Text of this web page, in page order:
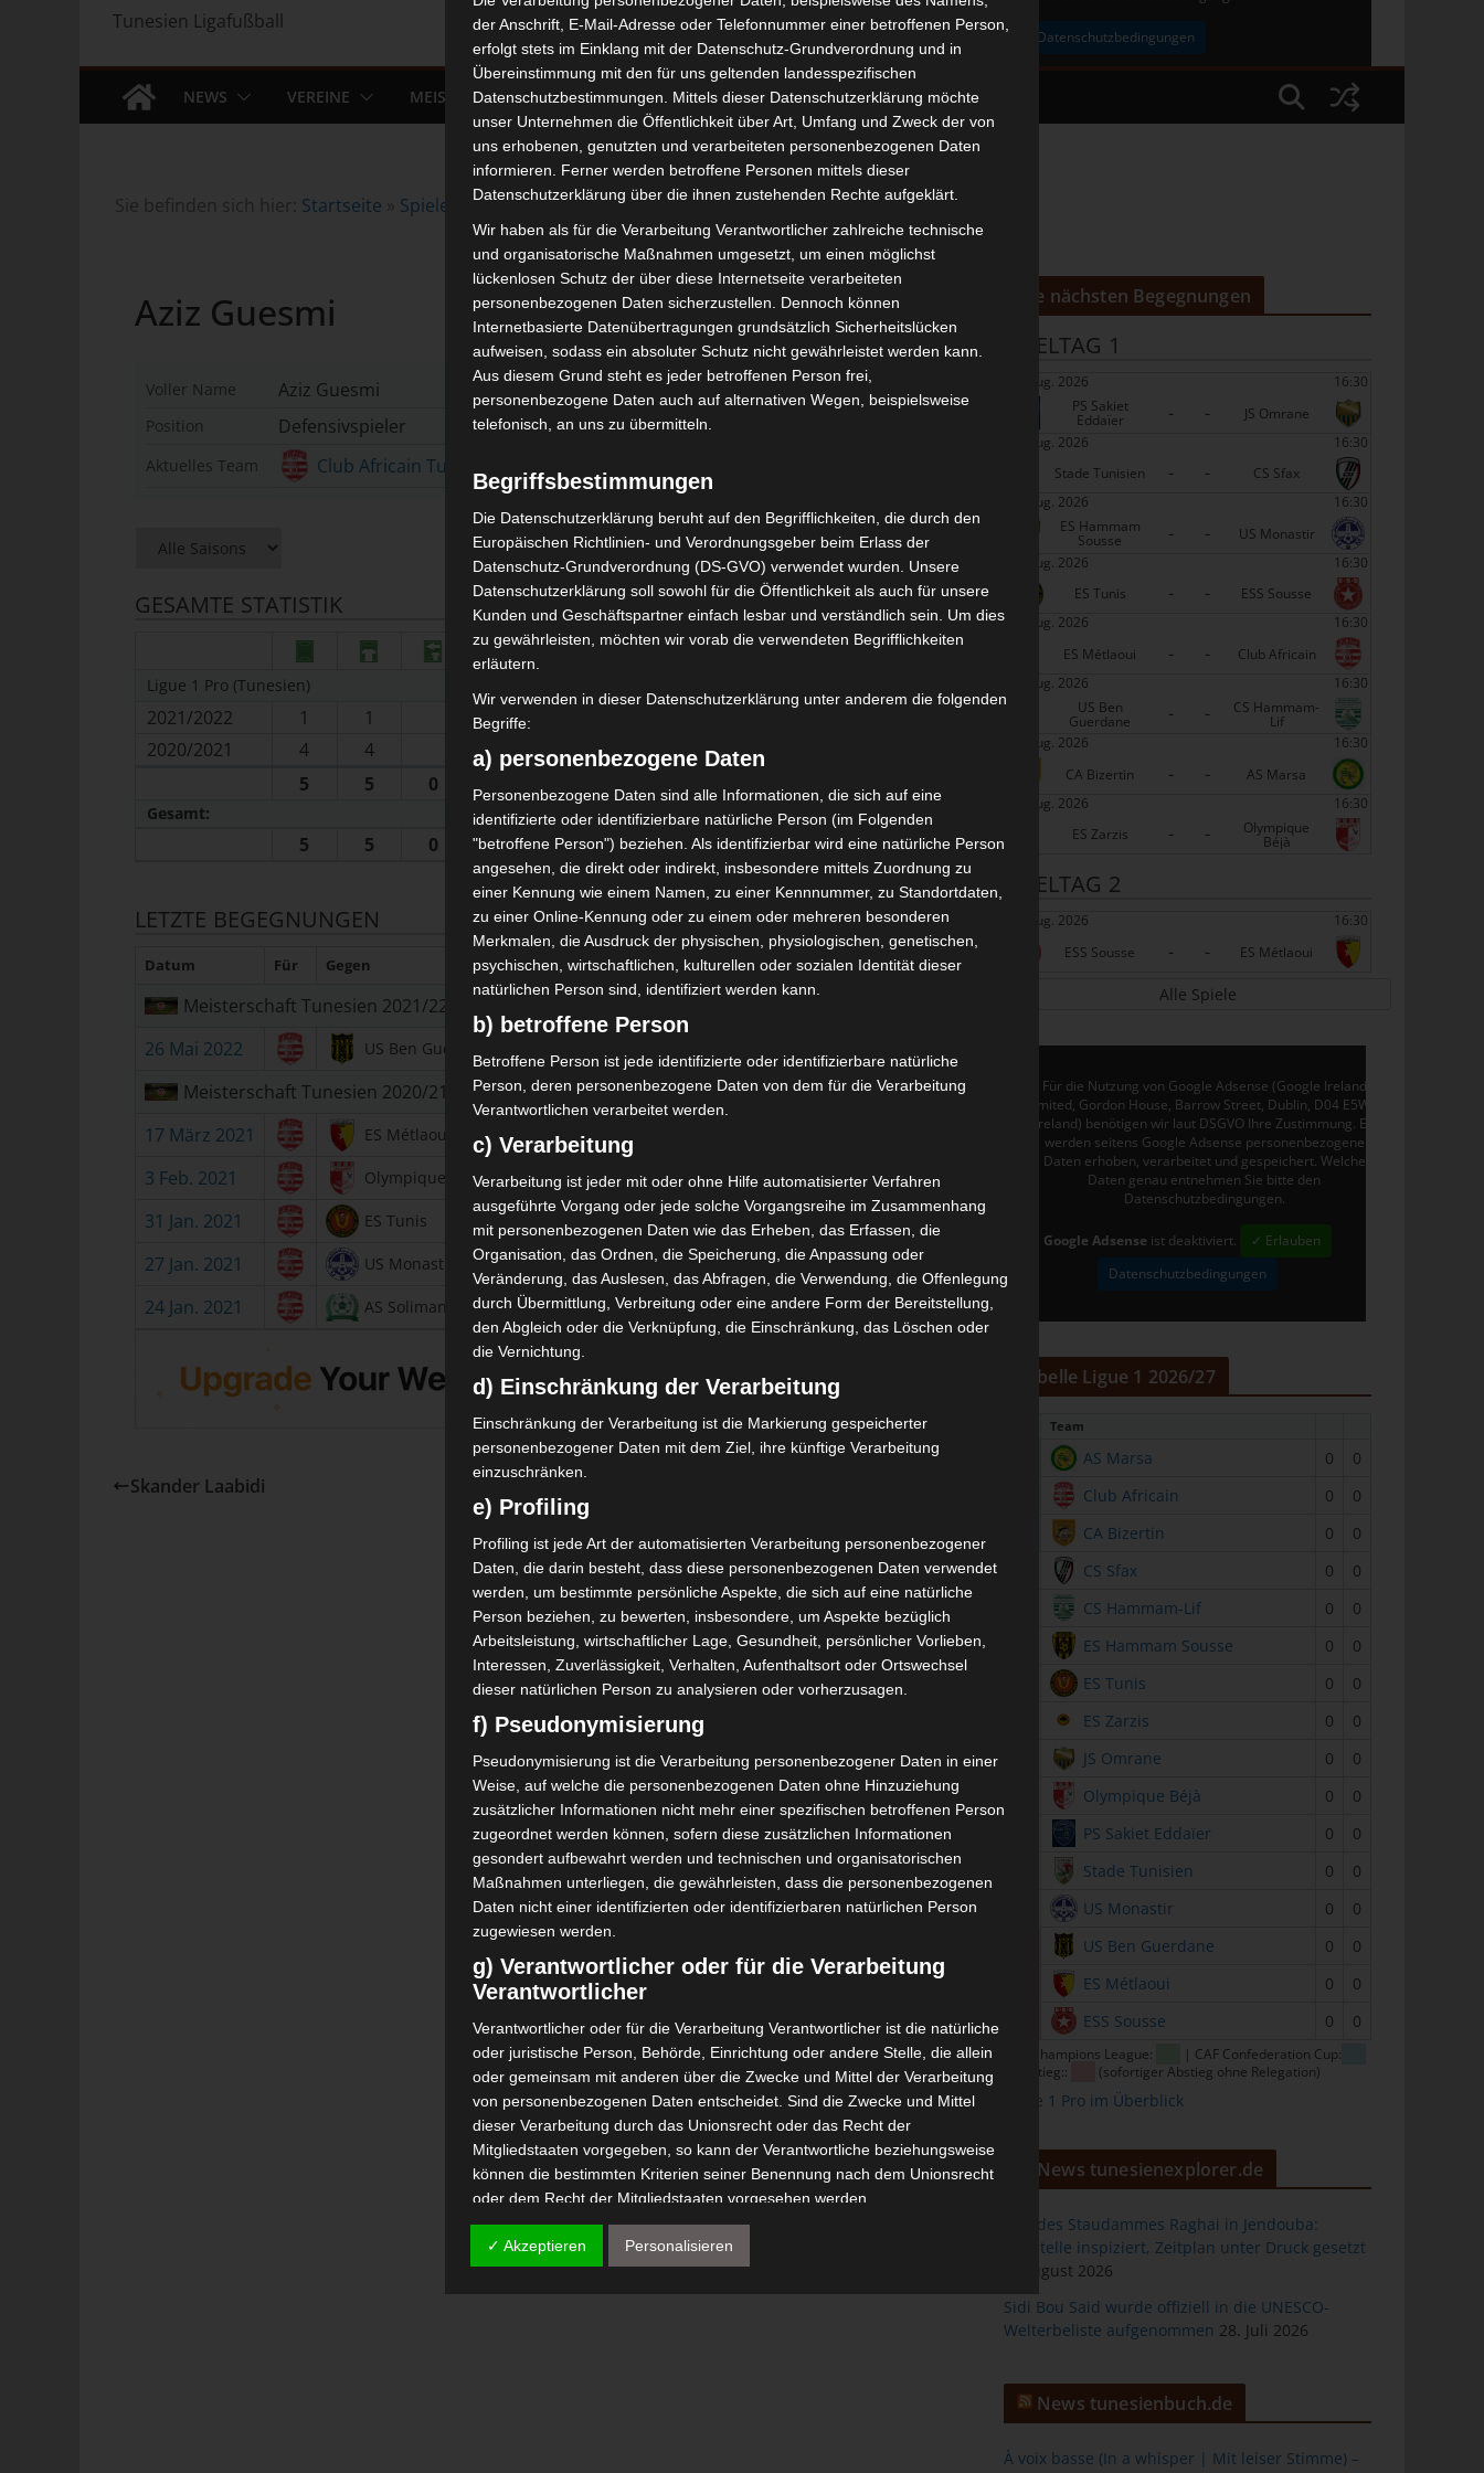
Tunesien Ligafußball
✓ Erlauben Datenschutzbedingungen
NEWS VEREINE MEISTERSCHAFTEN STADIEN IMPRESSUM
Sie befinden sich hier: Startseite » Spieler »Aziz Guesmi
Aziz Guesmi
Voller Name Aziz Guesmi
Position Defensivspieler
Aktuelles Team Club Africain Tunis (CA)
GESAMTE STATISTIK
Ligue 1 Pro (Tunesien)
2021/2022 1 1
90′
2020/2021
4 4 360′
1
5
5 0 0 0 (0)
Gesamt:
5 5 0 450′ 1 0 0 0 (0) 0 0
LETZTE BEGEGNUNGEN
Datum Für Gegen H/A Ergebnis
Meisterschaft Tunesien 2021/22
26 Mai 2022
US Ben Guerdane
Meisterschaft Tunesien 2020/21
17 März 2021
ES Métlaoui A U
3 Feb. 2021
Olympique Béjà A V 2:0
90`
31 Jan. 2021
ES Tunis V 1:0
90`
27 Jan. 2021
US Monastir H V 1:3
90`
24 Jan. 2021
AS Soliman A V 2:1 90`
Skander Laabidi
Die nächsten Begegnungen
SPIELTAG 1
22 Aug. 2026
16:30
PS Sakiet
Eddaïer - -
JS Omrane
22 Aug. 2026
16:30
Stade Tunisien
- -
CS Sfax
22 Aug. 2026
16:30
ES Hammam
Sousse - -
US Monastir
22 Aug. 2026
16:30
ES Tunis
- -
ESS Sousse
22 Aug. 2026
16:30
ES Métlaoui
- -
Club Africain
22 Aug. 2026
16:30
US Ben
Guerdane - - CS Hammam-
Lif
22 Aug. 2026
16:30
CA Bizertin
- -
AS Marsa
22 Aug. 2026
16:30
ES Zarzis
- - Olympique
Béjà
SPIELTAG 2
29 Aug. 2026
16:30
ESS Sousse
- - ES Métlaoui
Alle Spiele
Für die Nutzung von Google Adsense (Google Ireland
Limited, Gordon House, Barrow Street, Dublin, D04 E5W5,
Ireland) benötigen wir laut DSGVO Ihre Zustimmung. Es
werden seitens Google Adsense personenbezogene
Daten erhoben, verarbeitet und gespeichert. Welche
Daten genau entnehmen Sie bitte den
Datenschutzbedingungen.
Google Adsense ist deaktiviert.
✓ Erlauben
Datenschutzbedingungen
Tabelle Ligue 1 2026/27
Team
AS Marsa 0
0
Club Africain 0
0
CA Bizertin 0
0
CS Sfax 0
0
CS Hammam-Lif 0
0
ES Hammam Sousse 0
0
ES Tunis 0
0
ES Zarzis 0
0
JS Omrane 0
0
Olympique Béjà 0
0
PS Sakiet Eddaïer 0
0
Stade Tunisien 0
0
US Monastir 0
0
US Ben Guerdane 0
0
ES Métlaoui 0
0
ESS Sousse 0 0
CAF Champions League:
| CAF Confederation Cup:
| Abstieg::
(sofortiger Abstieg ohne Relegation)
Ligue 1 Pro im Überblick
News tunesienexplorer.de
Bau des Staudammes Raghai in Jendouba:
Baustelle inspiziert, Zeitplan unter Druck gesetzt
2. August 2026
Sidi Bou Said wurde offiziell in die UNESCO-
Welterbeliste aufgenommen 28. Juli 2026
News tunesienbuch.de
À voix basse (In a whisper | Mit leiser Stimme) –
der Anschrift, E-Mail-Adresse oder Telefonnummer einer betroffenen Person,
erfolgt stets im Einklang mit der Datenschutz-Grundverordnung und in
Übereinstimmung mit den für uns geltenden landesspezifischen
Datenschutzbestimmungen. Mittels dieser Datenschutzerklärung möchte
unser Unternehmen die Öffentlichkeit über Art, Umfang und Zweck der von
uns erhobenen, genutzten und verarbeiteten personenbezogenen Daten
informieren. Ferner werden betroffene Personen mittels dieser
Datenschutzerklärung über die ihnen zustehenden Rechte aufgeklärt.
Wir haben als für die Verarbeitung Verantwortlicher zahlreiche technische
und organisatorische Maßnahmen umgesetzt, um einen möglichst
lückenlosen Schutz der über diese Internetseite verarbeiteten
personenbezogenen Daten sicherzustellen. Dennoch können
Internetbasierte Datenübertragungen grundsätzlich Sicherheitslücken
aufweisen, sodass ein absoluter Schutz nicht gewährleistet werden kann.
Aus diesem Grund steht es jeder betroffenen Person frei,
personenbezogene Daten auch auf alternativen Wegen, beispielsweise
telefonisch, an uns zu übermitteln.
Begriffsbestimmungen
Die Datenschutzerklärung beruht auf den Begrifflichkeiten, die durch den
Europäischen Richtlinien- und Verordnungsgeber beim Erlass der
Datenschutz-Grundverordnung (DS-GVO) verwendet wurden. Unsere
Datenschutzerklärung soll sowohl für die Öffentlichkeit als auch für unsere
Kunden und Geschäftspartner einfach lesbar und verständlich sein. Um dies
zu gewährleisten, möchten wir vorab die verwendeten Begrifflichkeiten
erläutern.
Wir verwenden in dieser Datenschutzerklärung unter anderem die folgenden
Begriffe:
a) personenbezogene Daten
Personenbezogene Daten sind alle Informationen, die sich auf eine
identifizierte oder identifizierbare natürliche Person (im Folgenden
"betroffene Person") beziehen. Als identifizierbar wird eine natürliche Person
angesehen, die direkt oder indirekt, insbesondere mittels Zuordnung zu
einer Kennung wie einem Namen, zu einer Kennnummer, zu Standortdaten,
zu einer Online-Kennung oder zu einem oder mehreren besonderen
Merkmalen, die Ausdruck der physischen, physiologischen, genetischen,
psychischen, wirtschaftlichen, kulturellen oder sozialen Identität dieser
natürlichen Person sind, identifiziert werden kann.
b) betroffene Person
Betroffene Person ist jede identifizierte oder identifizierbare natürliche
Person, deren personenbezogene Daten von dem für die Verarbeitung
Verantwortlichen verarbeitet werden.
c) Verarbeitung
Verarbeitung ist jeder mit oder ohne Hilfe automatisierter Verfahren
ausgeführte Vorgang oder jede solche Vorgangsreihe im Zusammenhang
mit personenbezogenen Daten wie das Erheben, das Erfassen, die
Organisation, das Ordnen, die Speicherung, die Anpassung oder
Veränderung, das Auslesen, das Abfragen, die Verwendung, die Offenlegung
durch Übermittlung, Verbreitung oder eine andere Form der Bereitstellung,
den Abgleich oder die Verknüpfung, die Einschränkung, das Löschen oder
die Vernichtung.
d) Einschränkung der Verarbeitung
Einschränkung der Verarbeitung ist die Markierung gespeicherter
personenbezogener Daten mit dem Ziel, ihre künftige Verarbeitung
einzuschränken.
e) Profiling
Profiling ist jede Art der automatisierten Verarbeitung personenbezogener
Daten, die darin besteht, dass diese personenbezogenen Daten verwendet
werden, um bestimmte persönliche Aspekte, die sich auf eine natürliche
Person beziehen, zu bewerten, insbesondere, um Aspekte bezüglich
Arbeitsleistung, wirtschaftlicher Lage, Gesundheit, persönlicher Vorlieben,
Interessen, Zuverlässigkeit, Verhalten, Aufenthaltsort oder Ortswechsel
dieser natürlichen Person zu analysieren oder vorherzusagen.
f) Pseudonymisierung
Pseudonymisierung ist die Verarbeitung personenbezogener Daten in einer
Weise, auf welche die personenbezogenen Daten ohne Hinzuziehung
zusätzlicher Informationen nicht mehr einer spezifischen betroffenen Person
zugeordnet werden können, sofern diese zusätzlichen Informationen
gesondert aufbewahrt werden und technischen und organisatorischen
Maßnahmen unterliegen, die gewährleisten, dass die personenbezogenen
Daten nicht einer identifizierten oder identifizierbaren natürlichen Person
zugewiesen werden.
g) Verantwortlicher oder für die Verarbeitung
Verantwortlicher
Verantwortlicher oder für die Verarbeitung Verantwortlicher ist die natürliche
oder juristische Person, Behörde, Einrichtung oder andere Stelle, die allein
oder gemeinsam mit anderen über die Zwecke und Mittel der Verarbeitung
von personenbezogenen Daten entscheidet. Sind die Zwecke und Mittel
dieser Verarbeitung durch das Unionsrecht oder das Recht der
Mitgliedstaaten vorgegeben, so kann der Verantwortliche beziehungsweise
können die bestimmten Kriterien seiner Benennung nach dem Unionsrecht
oder dem Recht der Mitgliedstaaten vorgesehen werden.
Auftragsverarbeiter ist eine natürliche oder juristische Person, Behörde,
✓ Akzeptieren Personalisieren